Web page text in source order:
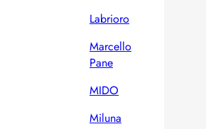
Labrioro
Marcello
Pane
MIDO
Miluna